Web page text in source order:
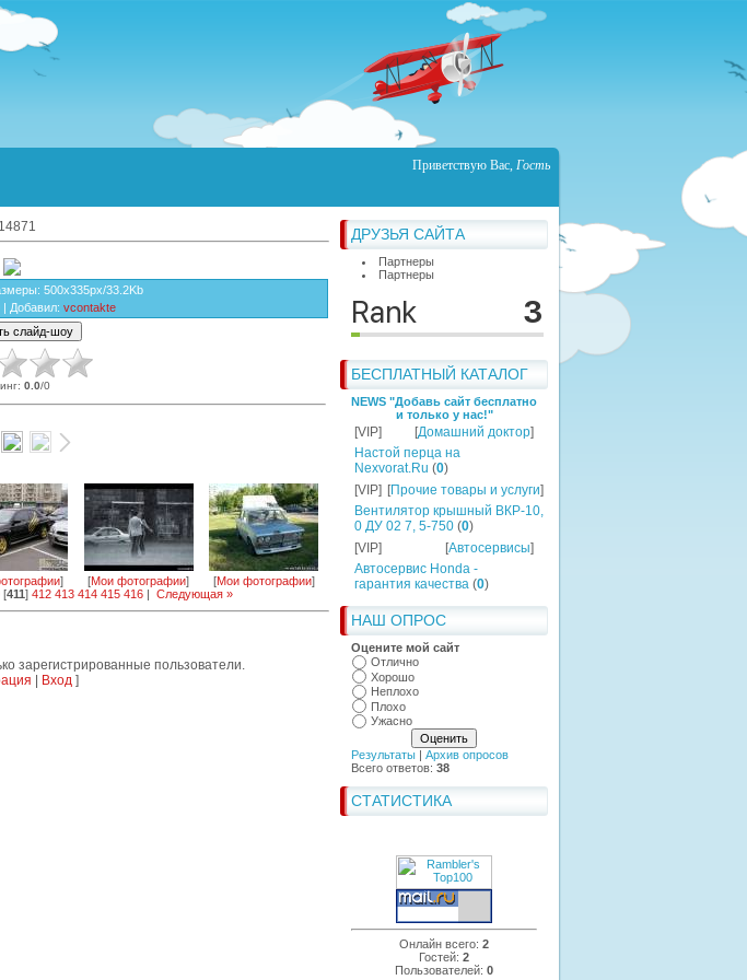
Приветствую Вас, Гость
ДРУЗЬЯ САЙТА
Партнеры
Партнеры
БЕСПЛАТНЫЙ КАТАЛОГ
NEWS "Добавь сайт бесплатно
и только у нас!"
[VIP] [Домашний доктор]
Настой перца на
Nexvorat.Ru (0)
[VIP] [Прочие товары и услуги]
Вентилятор крышный ВКР-10,
0 ДУ 02 7, 5-750 (0)
[VIP]
[Автосервисы]
Автосервис Honda -
гарантия качества (0)
НАШ ОПРОС
Оцените мой сайт
Отлично
Хорошо
Неплохо
Плохо
Ужасно
Результаты | Архив опросов
Всего ответов: 38
СТАТИСТИКА
Онлайн всего: 2
Гостей: 2
Пользователей: 0
: 500x335px/33.2Kb
| Добавил: vcontakte
: 0.0/0
] [Мои фотографии] [Мои фотографии]
[411] 412 413 414 415 416| Следующая »
зарегистрированные пользователи.
Вход]